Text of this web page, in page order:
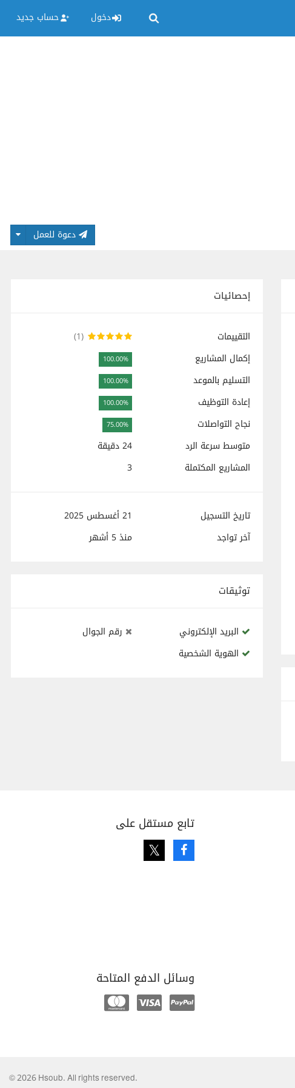
دخول حساب جديد
دعوة للعمل
إحصائيات
التقييمات
(1)
إكمال المشاريع
100.00%
التسليم بالموعد 100.00%
إعادة التوظيف 100.00%
نجاح التواصلات 75.00%
متوسط سرعة الرد
24 دقيقة
المشاريع المكتملة
3
تاريخ التسجيل
21 أغسطس 2025
آخر تواجد
منذ5 أشهر
توثيقات
البريد الإلكتروني
رقم الجوال
الهوية الشخصية
تابع مستقل على
Facebook
Twitter
وسائل الدفع المتاحة
Paypal
Visa
© 2026 Hsoub. All rights reserved.